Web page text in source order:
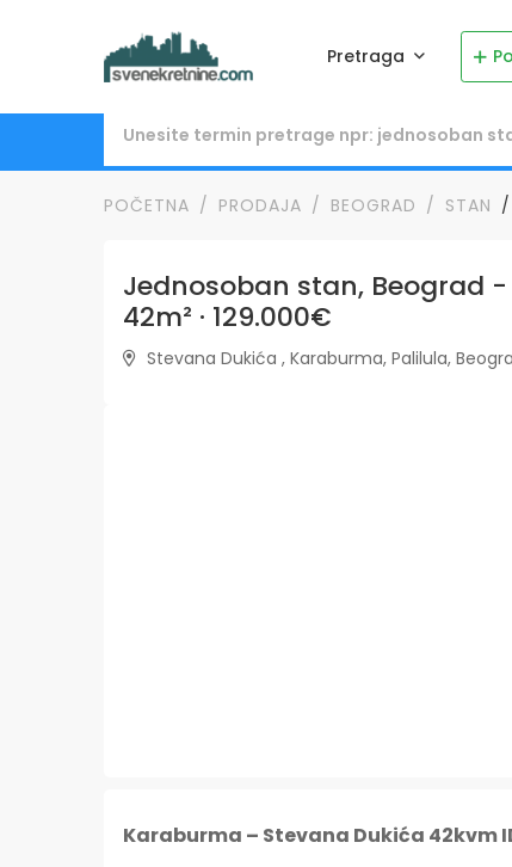
Pretraga
POČETNA PRODAJA BEOGRAD STAN
Jednosoban stan, Beograd
42m² · 129.000€
Stevana Dukića , Karaburma, Palilula,
Karaburma – Stevana Dukića 42kvm